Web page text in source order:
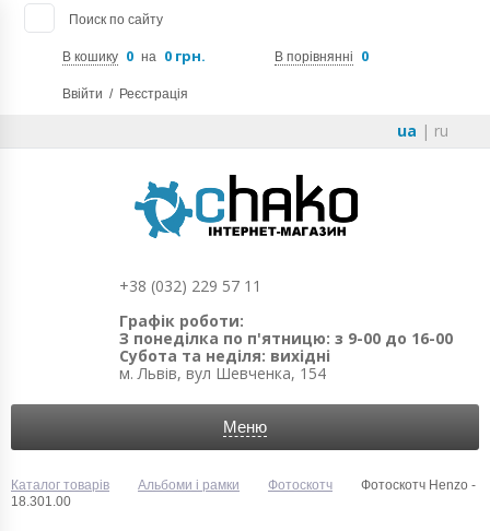
Поиск по сайту
В кошику 0 на 0 грн. В порівнянні 0
Ввійти / Реєстрація
ua | ru
+38 (032) 229 57 11
Графік роботи:
З понеділка по п'ятницю: з 9-00 до 16-00
Субота та неділя: вихідні
м. Львів, вул Шевченка, 154
Меню
Каталог товарів Альбоми і рамки Фотоскотч
Фотоскотч Henzo -
18.301.00